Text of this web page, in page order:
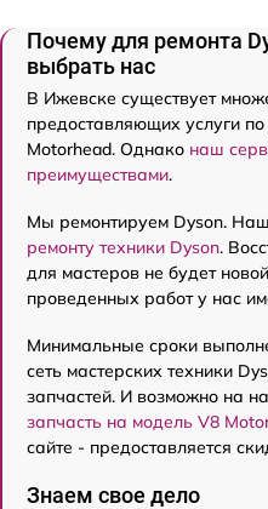
Почему для ремонта
выбрать нас
В Ижевске существует
предоставляющих услуги
Motorhead. Однако наш
преимуществами.
Мы ремонтируем Dyson.
ремонту техники Dyson.
для мастеров не будет
проведенных работ у нас
Минимальные сроки
сеть мастерских техники
запчастей. И возможно на
запчасть на модель V8
сайте - предоставляется
Знаем свое дело